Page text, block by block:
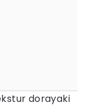
dorayaki